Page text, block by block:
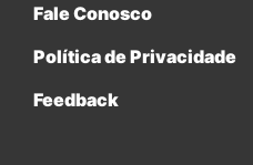
Fale Conosco
Política de Privacidade
Feedback